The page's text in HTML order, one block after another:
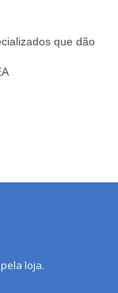
que dão
loja.